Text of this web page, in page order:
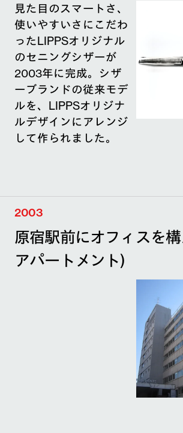
見た目のスマートさ、
使いやすいさにこだわ
ったLIPPSオリジナル
のセニングシザーが
2003年に完成。シザ
ーブランドの従来モデ
ルを、LIPPSオリジナ
ルデザインにアレンジ
して作られました。
2003
原宿駅前にオフィスを
アパートメント)